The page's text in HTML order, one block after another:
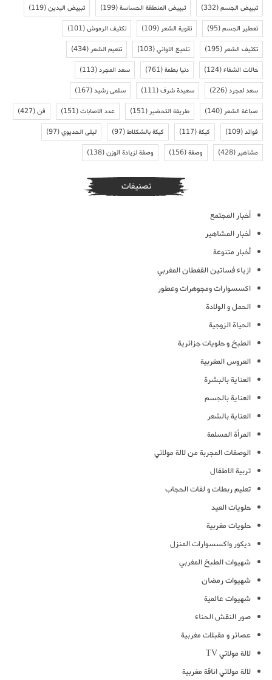
تبييض الجسم(332) تبييض المنطقة الحساسة(199) تبييض اليدين(119)
تعطير الجسم(95) تقوية الشعر(109) تكثيف الرموش(101)
تكثيف الشعر(195) تلميع الاواني(103) تنعيم الشعر(434)
حالات الشفاء(124) دنيا بطمة(761) سعد المجرد(113)
سعد لمجرد(226) سعيدة شرف(111) سلمى رشيد(167)
صباغة الشعر(140) طريقة التحضير(151) عدد الاصابات(151) فن(427)
فوائد(109) كيكة(117) كيكة بالشكلاط(97) ليلى الحديوي(97)
مشاهير(428) وصفة(156) وصفة لزيادة الوزن(138)
تصنيفات
أخبار المجتمع
أخبار المشاهير
أخبار متنوعة
ازياء فساتين القفطان المغربي
اكسسوارات ومجوهرات وعطور
الحمل و الولادة
الحياة الزوجية
الطبخ و حلويات جزائرية
العروس المغربية
العناية بالبشرة
العناية بالجسم
العناية بالشعر
المرأة المسلمة
الوصفات المجربة من لالة مولاتي
تربية الاطفال
تعليم ربطات و لفات الحجاب
حلويات العيد
حلويات مغربية
ديكور واكسسوارات المنزل
شهيوات الطبخ المغربي
شهيوات رمضان
شهيوات عالمية
صور النقش الحناء
عصائر و مقبلات مغربية
لالة مولاتي TV
لالة مولاتي اناقة مغربية